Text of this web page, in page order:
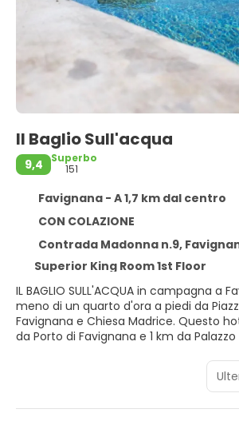
Il Baglio Sull'acqua
9,4
Superbo
151
Favignana - A 1,7 km dal centro
CON COLAZIONE
Contrada Madonna n.9,
Superior King Room 1st Floor
IL BAGLIO SULL'ACQUA in campagna a
meno di un quarto d'ora a piedi da
Favignana e Chiesa Madrice. Questo hotel si trova a 1 km
da Porto di Favignana e 1 km da Palazzo
Grazie ad un'ampia gamma di servizi
includono una piscina all'aperto e un
biciclette, il divertimento è assicurato.
propone, inoltre, il Wi-Fi gratuito, servizi